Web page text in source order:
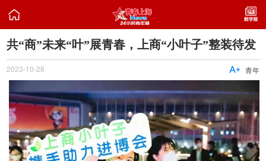

共“商”未来“叶”展青春，上商“小叶子”整装待发
2023-10-28 青年
